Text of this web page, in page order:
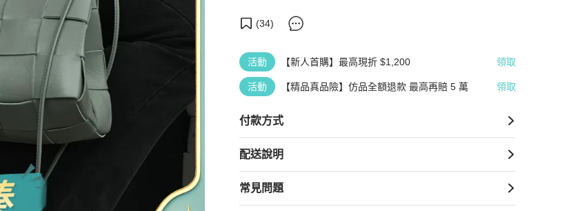
(34)
活動 【新人首購】最高現折 $1,200 領取
活動 【精品真品險】仿品全額退款 最高再賠 5 萬 領取
付款方式
配送說明
常見問題